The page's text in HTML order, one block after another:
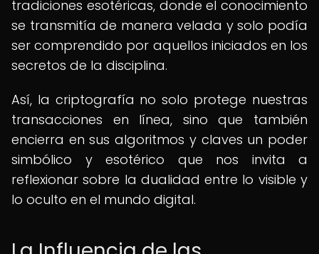
tradiciones esotéricas, donde el conocimiento
se transmitía de manera velada y solo podía
ser comprendido por aquellos iniciados en los
secretos de la disciplina.
Así, la criptografía no solo protege nuestras
transacciones en línea, sino que también
encierra en sus algoritmos y claves un poder
simbólico y esotérico que nos invita a
reflexionar sobre la dualidad entre lo visible y
lo oculto en el mundo digital.